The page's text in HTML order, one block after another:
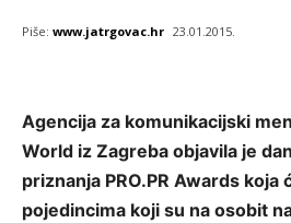
Piše: www.jatrgovac.hr 23.01.2015.
Agencija za komunikacijski
World iz Zagreba objavila je
priznanja PRO.PR Awards koja
pojedincima koji su na osobit